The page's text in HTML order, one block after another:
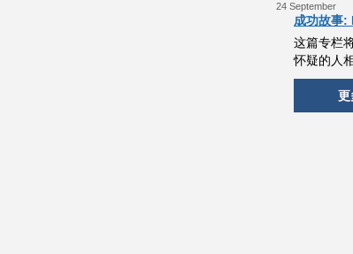
24 September
成功故事
这篇专栏
怀疑的人
更